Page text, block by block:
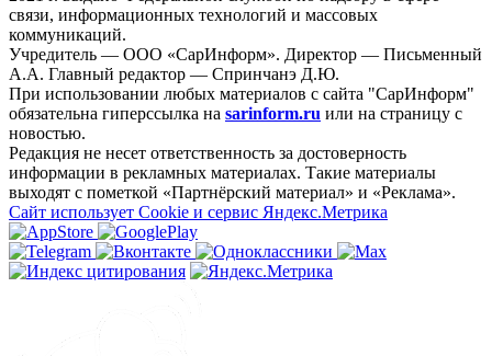
связи, информационных технологий и массовых
коммуникаций.
Учредитель — ООО «СарИнформ». Директор — Письменный
А.А. Главный редактор — Спринчанэ Д.Ю.
При использовании любых материалов с сайта "СарИнформ"
обязательна гиперссылка на sarinform.ru или на страницу с
новостью.
Редакция не несет ответственность за достоверность
информации в рекламных материалах. Такие материалы
выходят с пометкой «Партнёрский материал» и «Реклама».
Сайт использует Cookie и сервиc Яндекс.Метрика